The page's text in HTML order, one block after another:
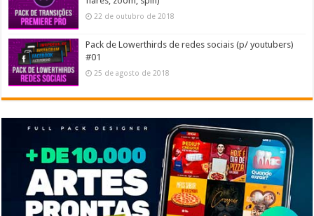
22 de outubro de 2018
Pack de Lowerthirds de redes sociais (p/ youtubers)
#01
25 de agosto de 2018